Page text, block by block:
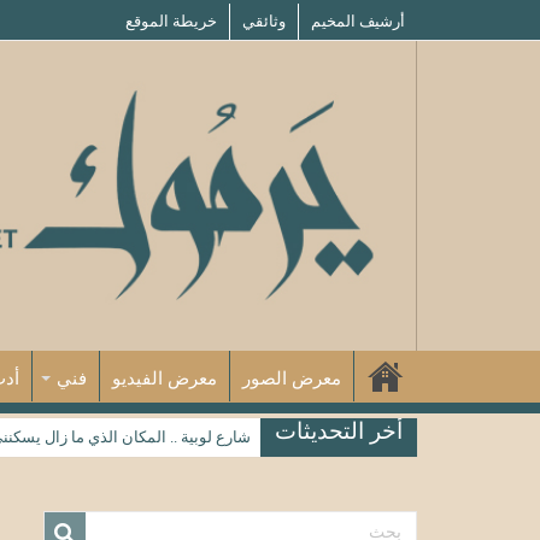
أرشيف المخيم وثائقي خريطة الموقع
معرض الصور معرض الفيديو فني
أخر التحديثات شارع لوبية .. المكان الذي ما زال